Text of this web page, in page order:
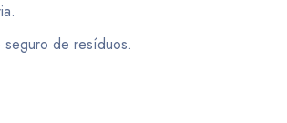
seguro de resíduos.